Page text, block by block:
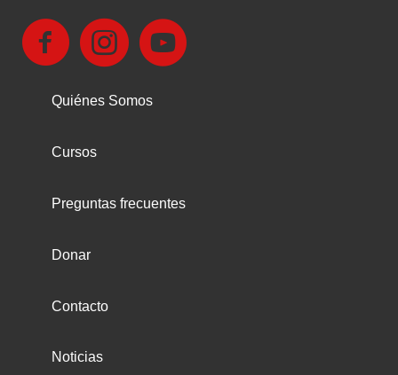
Quiénes Somos
Cursos
Preguntas frecuentes
Donar
Contacto
Noticias